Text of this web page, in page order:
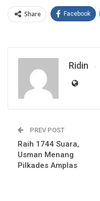
Share Facebook
Ridin
PREV POST
Raih 1744 Suara,
Usman Menang
Pilkades Amplas